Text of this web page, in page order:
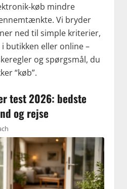
mindre
Vi bryder
ned til simple kriterier,
butikken eller online –
og spørgsmål, du
“køb”.
test 2026: bedste
og rejse